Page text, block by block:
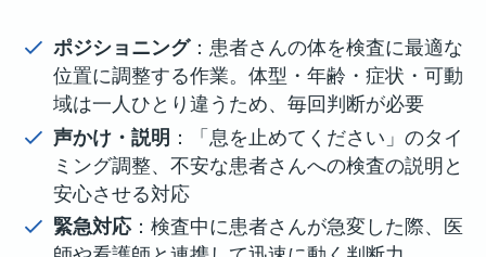
ポジショニング：患者さんの体を検査に最適な
位置に調整する作業。体型・年齢・症状・可動
域は一人ひとり違うため、毎回判断が必要
声かけ・説明 ：「息を止めてください」のタイ
ミング調整、不安な患者さんへの検査の説明と
安心させる対応
緊急対応：検査中に患者さんが急変した際、医